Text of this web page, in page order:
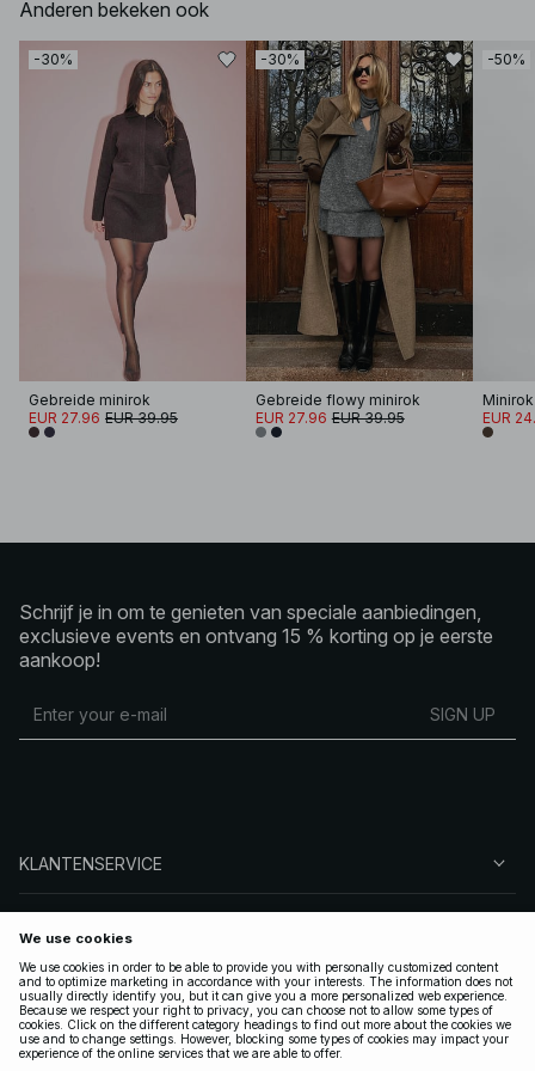
Anderen bekeken ook
-30%
Gebreide minirok
EUR 27.96 EUR 39.95
-30%
Gebreide flowy minirok
EUR 27.96 EUR 39.95
-50%
EUR
Schrijf je in om te genieten van speciale aanbiedingen,
exclusieve events en ontvang 15 % korting op je eerste
aankoop!
SIGN UP
KLANTENSERVICE
VOLG ONS
LEGAAL